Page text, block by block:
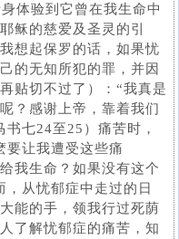
体验到它曾在我生命中
稣的慈爱及圣灵的引
想起保罗的话，如果忧
的无知所犯的罪，并因
贴切不过了）：“我真是
？感谢上帝，靠着我们
七24至25）痛苦时，
要让我遭受这些痛
我生命？如果没有这个
从忧郁症中走过的日
能的手，领我行过死荫
了解忧郁症的痛苦，知